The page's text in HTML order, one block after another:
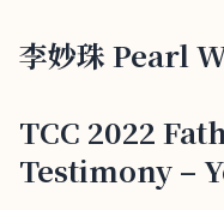
李妙珠 Pearl
TCC 2022
Testimony –